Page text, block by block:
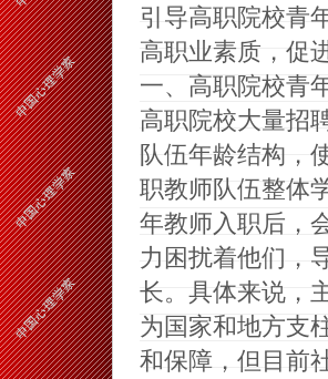
引导高职院校青
高职业素质，促
一、高职院校青
高职院校大量招
队伍年龄结构，
职教师队伍整体
年教师入职后，
力困扰着他们，
长。具体来说，
为国家和地方支
和保障，但目前